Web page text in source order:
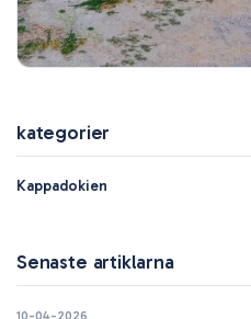
kategorier
Kappadokien
Senaste artiklarna
10-04-2026